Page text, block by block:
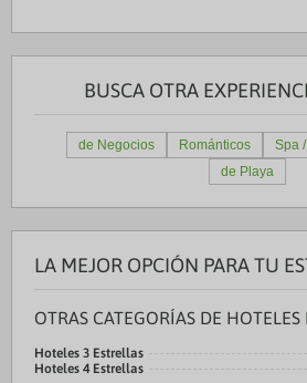
BUSCA OTRA
de Negocios Románticos Spa
de Playa
LA MEJOR OPCIÓN PARA TU
OTRAS CATEGORÍAS DE HOTELES
Hoteles 3 Estrellas
Hoteles 4 Estrellas